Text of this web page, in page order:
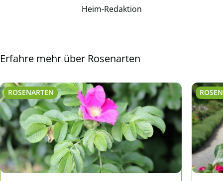
Heim-Redaktion
Erfahre mehr über Rosenarten
ROSENARTEN